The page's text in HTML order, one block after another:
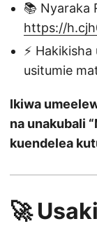
📚 Nyaraka
https://
⚡
usitumie
Ikiwa
na unakubali
kuendelea
🚀